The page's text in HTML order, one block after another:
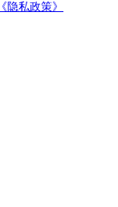
《隐私政策》